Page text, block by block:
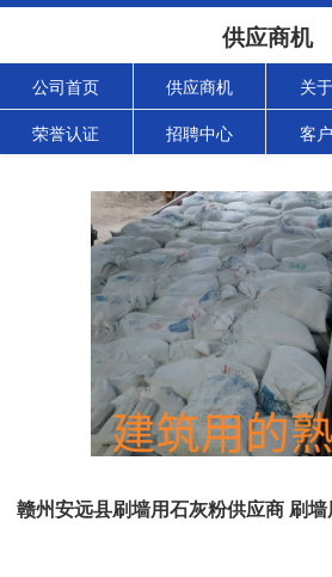
供应商机
公司首页 供应商机 关
荣誉认证 招聘中心 客
赣州安远县刷墙用石灰粉供应商 刷